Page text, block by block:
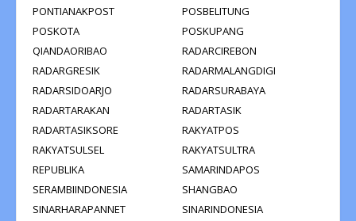
PONTIANAKPOST
POSBELITUNG
POSKOTA
POSKUPANG
QIANDAORIBAO
RADARCIREBON
RADARGRESIK
RADARMALANGDIGI
RADARSIDOARJO
RADARSURABAYA
RADARTARAKAN
RADARTASIK
RADARTASIKSORE
RAKYATPOS
RAKYATSULSEL
RAKYATSULTRA
REPUBLIKA
SAMARINDAPOS
SERAMBIINDONESIA
SHANGBAO
SINARHARAPANNET
SINARINDONESIA